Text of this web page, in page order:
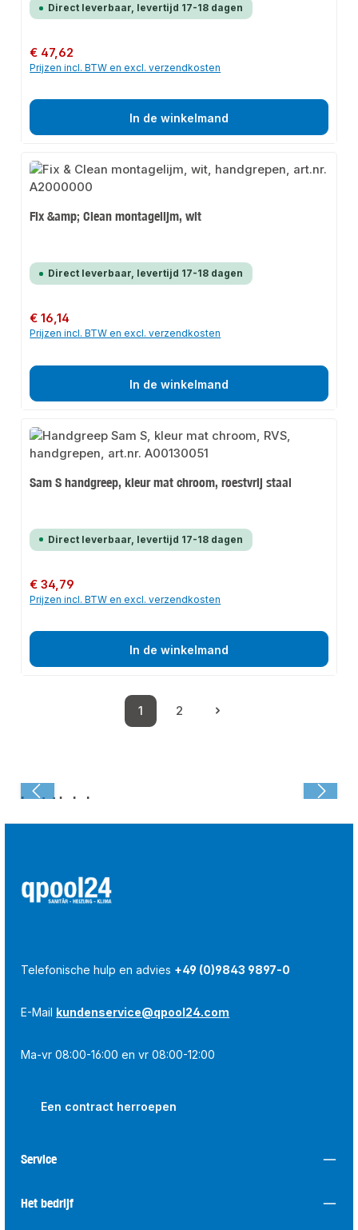
Direct leverbaar, levertijd 17-18 dagen
Normale prijs:
€ 47,62
Prijzen incl. BTW en excl. verzendkosten
In de winkelmand
Fix &amp; Clean montagelijm, wit
Direct leverbaar, levertijd 17-18 dagen
Normale prijs:
€ 16,14
Prijzen incl. BTW en excl. verzendkosten
In de winkelmand
Sam S handgreep, kleur mat chroom, roestvrij staal
Direct leverbaar, levertijd 17-18 dagen
Normale prijs:
€ 34,79
Prijzen incl. BTW en excl. verzendkosten
In de winkelmand
Pagina
1
Pagina
2
Laatst bekeken:
Telefonische hulp en advies +49 (0)9843 9897-0
E-Mail kundenservice@qpool24.com
Ma-vr 08:00-16:00 en vr 08:00-12:00
Een contract herroepen
Service
Het bedrijf